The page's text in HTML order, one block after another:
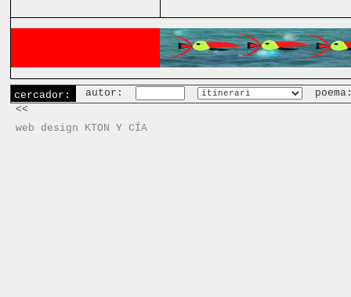
cercador: autor:
<<
web design KTON Y CÍA